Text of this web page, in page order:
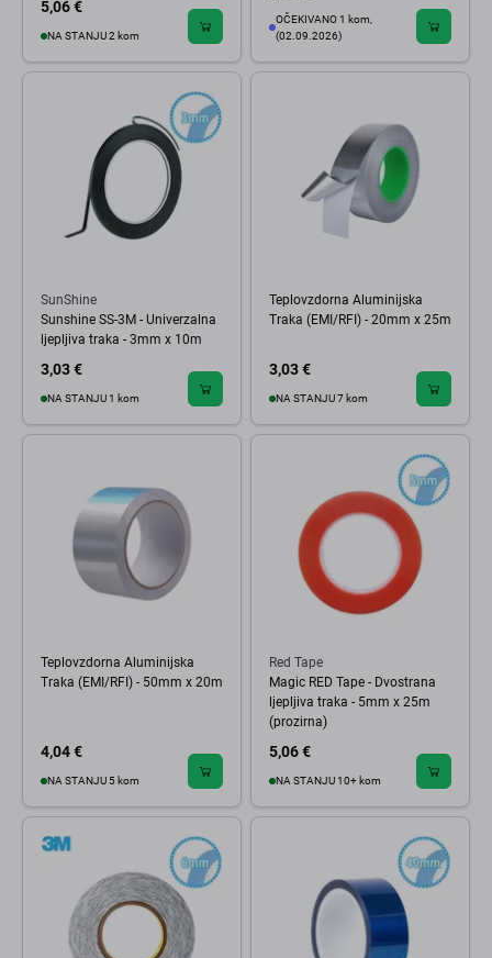
5,06 €
NA STANJU 2 kom
OČEKIVANO 1 kom,
(02.09.2026)
SunShine
Sunshine SS-3M - Univerzalna
ljepljiva traka - 3mm x 10m
3,03 €
NA STANJU 1 kom
Teplovzdorna Aluminijska
Traka (EMI/RFI) - 20mm x 25m
3,03 €
NA STANJU 7 kom
Teplovzdorna Aluminijska
Traka (EMI/RFI) - 50mm x 20m
4,04 €
NA STANJU 5 kom
Red Tape
Magic RED Tape - Dvostrana
ljepljiva traka - 5mm x 25m
(prozirna)
5,06 €
NA STANJU 10+ kom